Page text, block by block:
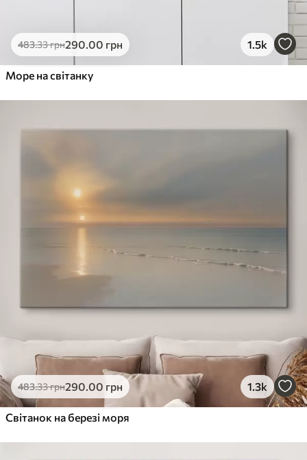
483.33грн290.00 грн 1.5k
Море на світанку
483.33грн290.00 грн 1.3k
Світанок на березі моря